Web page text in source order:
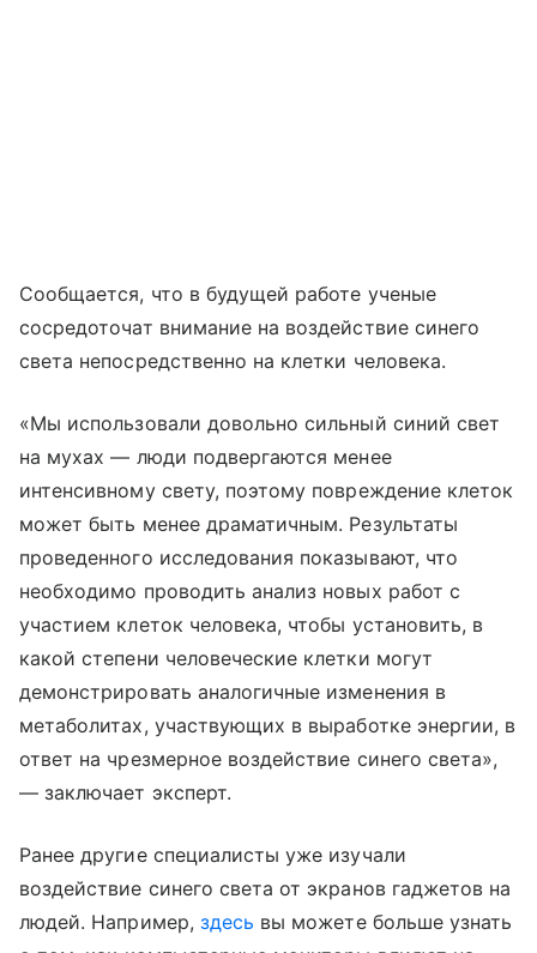
Сообщается, что в будущей работе ученые
сосредоточат внимание на воздействие синего
света непосредственно на клетки человека.
«Мы использовали довольно сильный синий свет
на мухах — люди подвергаются менее
интенсивному свету, поэтому повреждение клеток
может быть менее драматичным. Результаты
проведенного исследования показывают, что
необходимо проводить анализ новых работ с
участием клеток человека, чтобы установить, в
какой степени человеческие клетки могут
демонстрировать аналогичные изменения в
метаболитах, участвующих в выработке энергии, в
ответ на чрезмерное воздействие синего света»,
— заключает эксперт.
Ранее другие специалисты уже изучали
воздействие синего света от экранов гаджетов на
людей. Например, здесь вы можете больше узнать